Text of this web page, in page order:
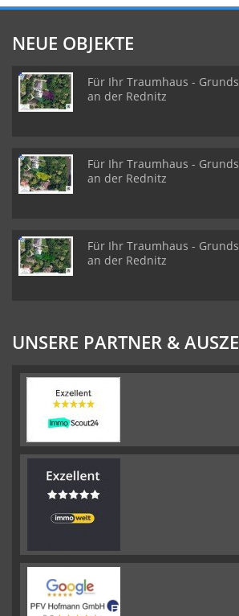
NEUE OBJEKTE
Für Ihr Traumhaus -
an der Rednitz
Für Ihr Traumhaus -
an der Rednitz
Für Ihr Traumhaus -
an der Rednitz
UNSERE PARTNER &